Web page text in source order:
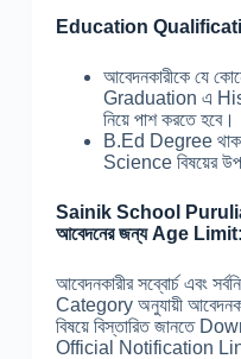
Education
আবেদনকারীকে যে
Graduation এ
নিয়ে পাশ করতে হবে।
B.Ed Degree
Science বিষয়ের
Sainik School
আবেদনের জন্য Age
আবেদনকারীর সব্বোর্চ এবং
Category অনুযায়ী
বিষয়ে বিস্তারিত জানতে
Official Notification